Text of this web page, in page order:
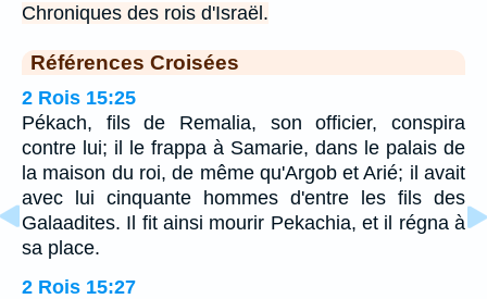
Chroniques des rois d'Israël.
Références Croisées
2 Rois 15:25
Pékach, fils de Remalia, son officier, conspira
contre lui; il le frappa à Samarie, dans le palais de
la maison du roi, de même qu'Argob et Arié; il avait
avec lui cinquante hommes d'entre les fils des
Galaadites. Il fit ainsi mourir Pekachia, et il régna à
sa place.
2 Rois 15:27